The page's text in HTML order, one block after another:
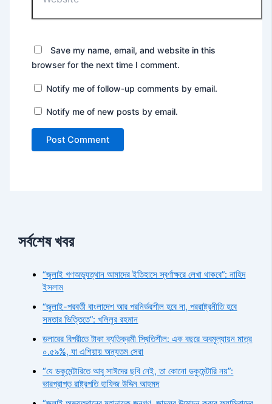
Save my name, email, and website in this
browser for the next time I comment.
Notify me of follow-up comments by email.
Notify me of new posts by email.
সর্বশেষ খবর
“জুলাই গণঅভ্যুত্থান আমাদের ইতিহাসে স্বর্ণাক্ষরে লেখা থাকবে”: নাহিদ
ইসলাম
“জুলাই-পরবর্তী বাংলাদেশ আর পরনির্ভরশীল হবে না, পররাষ্ট্রনীতি হবে
সমতার ভিত্তিতে”: খলিলুর রহমান
ডলারের বিপরীতে টাকা ব্যতিক্রমী স্থিতিশীল: এক বছরে অবমূল্যায়ন মাত্র
০.৫৯%, যা এশিয়ায় অন্যতম সেরা
“যে ডকুমেন্টারিতে আবু সাঈদের ছবি নেই, তা কোনো ডকুমেন্টারি নয়”:
ভারপ্রাপ্ত রাষ্ট্রপতি হাফিজ উদ্দিন আহমদ